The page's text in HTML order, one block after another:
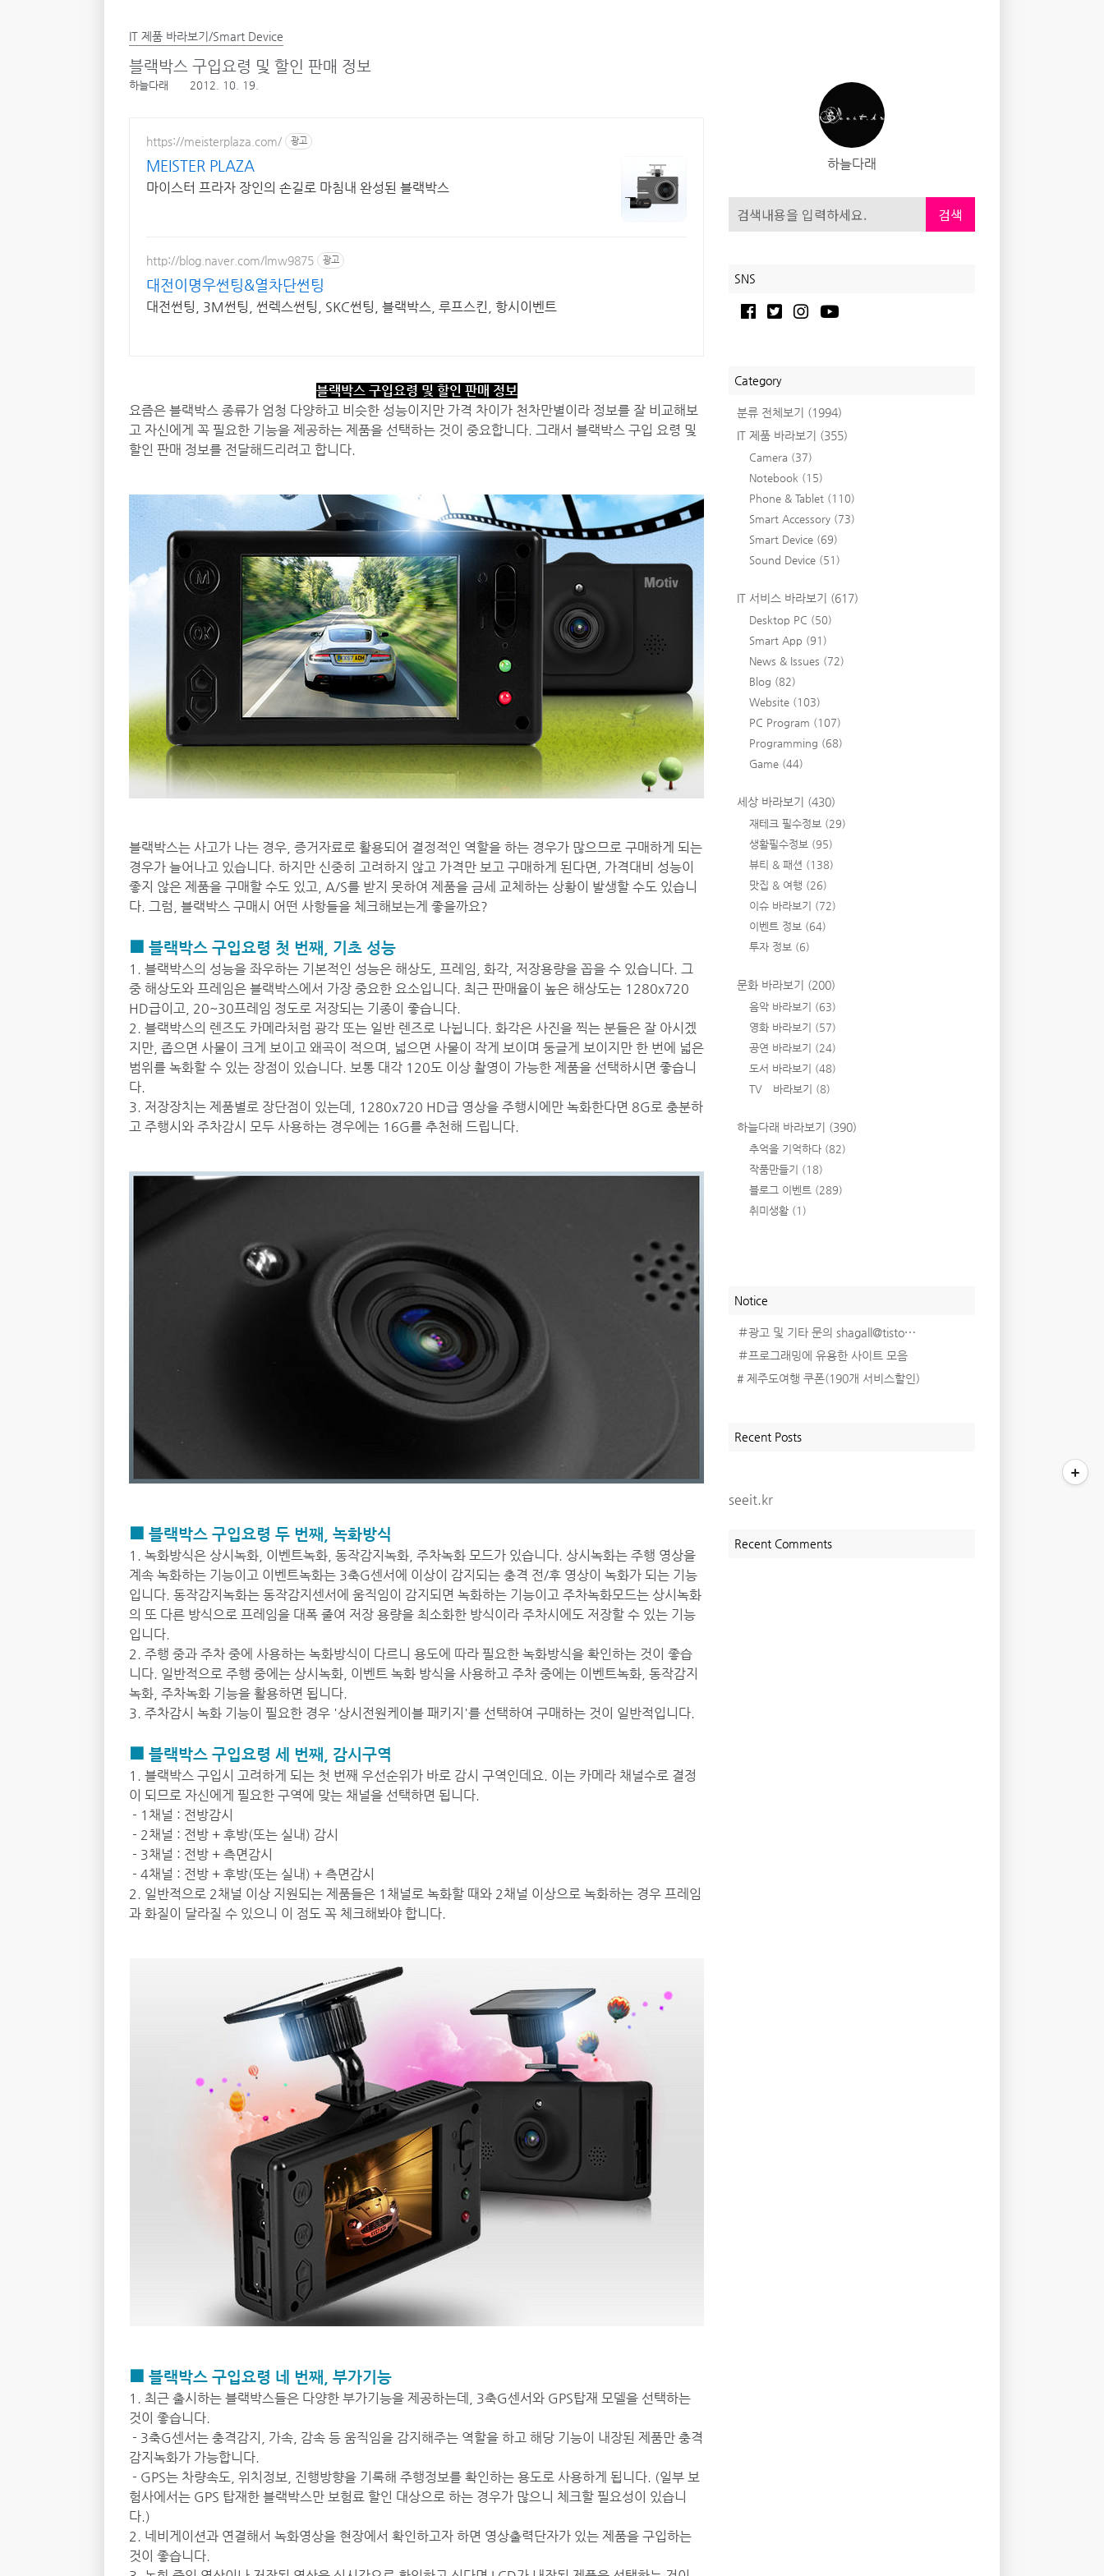
하늘다래
검색
SNS
Category
분류 전체보기 (1994)
IT 제품 바라보기 (355)
Camera (37)
Notebook (15)
Phone & Tablet (110)
Smart Accessory (73)
Smart Device (69)
Sound Device (51)
IT 서비스 바라보기 (617)
Desktop PC (50)
Smart App (91)
News & Issues (72)
Blog (82)
Website (103)
PC Program (107)
Programming (68)
Game (44)
세상 바라보기 (430)
재테크 필수정보 (29)
생활필수정보 (95)
뷰티 & 패션 (138)
맛집 & 여행 (26)
이슈 바라보기 (72)
이벤트 정보 (64)
투자 정보 (6)
문화 바라보기 (200)
음악 바라보기 (63)
영화 바라보기 (57)
공연 바라보기 (24)
도서 바라보기 (48)
TV 바라보기 (8)
하늘다래 바라보기 (390)
추억을 기억하다 (82)
작품만들기 (18)
블로그 이벤트 (289)
취미생활 (1)
Notice
＃광고 및 기타 문의 shagall@tisto⋯
＃프로그래밍에 유용한 사이트 모음
# 제주도여행 쿠폰(190개 서비스할인)
Recent Posts
seeit.kr
Recent Comments
IT 제품 바라보기/Smart Device
블랙박스 구입요령 및 할인 판매 정보
하늘다래 2012. 10. 19.
https://meisterplaza.com/ 광고
MEISTER PLAZA
마이스터 프라자 장인의 손길로 마침내 완성된 블랙박스
http://blog.naver.com/lmw9875 광고
대전이명우썬팅&열차단썬팅
대전썬팅, 3M썬팅, 썬렉스썬팅, SKC썬팅, 블랙박스, 루프스킨, 항시이벤트
블랙박스 구입요령 및 할인 판매 정보
요즘은 블랙박스 종류가 엄청 다양하고 비슷한 성능이지만 가격 차이가 천차만별이라 정보를 잘 비교해보
고 자신에게 꼭 필요한 기능을 제공하는 제품을 선택하는 것이 중요합니다. 그래서 블랙박스 구입 요령 및
할인 판매 정보를 전달해드리려고 합니다.
블랙박스는 사고가 나는 경우, 증거자료로 활용되어 결정적인 역할을 하는 경우가 많으므로 구매하게 되는
경우가 늘어나고 있습니다. 하지만 신중히 고려하지 않고 가격만 보고 구매하게 된다면, 가격대비 성능이
좋지 않은 제품을 구매할 수도 있고, A/S를 받지 못하여 제품을 금세 교체하는 상황이 발생할 수도 있습니
다. 그럼, 블랙박스 구매시 어떤 사항들을 체크해보는게 좋을까요?
■ 블랙박스 구입요령 첫 번째, 기초 성능
1. 블랙박스의 성능을 좌우하는 기본적인 성능은 해상도, 프레임, 화각, 저장용량을 꼽을 수 있습니다. 그
중 해상도와 프레임은 블랙박스에서 가장 중요한 요소입니다. 최근 판매율이 높은 해상도는 1280x720
HD급이고, 20~30프레임 정도로 저장되는 기종이 좋습니다.
2. 블랙박스의 렌즈도 카메라처럼 광각 또는 일반 렌즈로 나뉩니다. 화각은 사진을 찍는 분들은 잘 아시겠
지만, 좁으면 사물이 크게 보이고 왜곡이 적으며, 넓으면 사물이 작게 보이며 둥글게 보이지만 한 번에 넓은
범위를 녹화할 수 있는 장점이 있습니다. 보통 대각 120도 이상 촬영이 가능한 제품을 선택하시면 좋습니
다.
3. 저장장치는 제품별로 장단점이 있는데, 1280x720 HD급 영상을 주행시에만 녹화한다면 8G로 충분하
고 주행시와 주차감시 모두 사용하는 경우에는 16G를 추천해 드립니다.
■ 블랙박스 구입요령 두 번째, 녹화방식
1. 녹화방식은 상시녹화, 이벤트녹화, 동작감지녹화, 주차녹화 모드가 있습니다. 상시녹화는 주행 영상을
계속 녹화하는 기능이고 이벤트녹화는 3축G센서에 이상이 감지되는 충격 전/후 영상이 녹화가 되는 기능
입니다. 동작감지녹화는 동작감지센서에 움직임이 감지되면 녹화하는 기능이고 주차녹화모드는 상시녹화
의 또 다른 방식으로 프레임을 대폭 줄여 저장 용량을 최소화한 방식이라 주차시에도 저장할 수 있는 기능
입니다.
2. 주행 중과 주차 중에 사용하는 녹화방식이 다르니 용도에 따라 필요한 녹화방식을 확인하는 것이 좋습
니다. 일반적으로 주행 중에는 상시녹화, 이벤트 녹화 방식을 사용하고 주차 중에는 이벤트녹화, 동작감지
녹화, 주차녹화 기능을 활용하면 됩니다.
3. 주차감시 녹화 기능이 필요한 경우 '상시전원케이블 패키지'를 선택하여 구매하는 것이 일반적입니다.
■ 블랙박스 구입요령 세 번째, 감시구역
1. 블랙박스 구입시 고려하게 되는 첫 번째 우선순위가 바로 감시 구역인데요. 이는 카메라 채널수로 결정
이 되므로 자신에게 필요한 구역에 맞는 채널을 선택하면 됩니다.
- 1채널 : 전방감시
- 2채널 : 전방 + 후방(또는 실내) 감시
- 3채널 : 전방 + 측면감시
- 4채널 : 전방 + 후방(또는 실내) + 측면감시
2. 일반적으로 2채널 이상 지원되는 제품들은 1채널로 녹화할 때와 2채널 이상으로 녹화하는 경우 프레임
과 화질이 달라질 수 있으니 이 점도 꼭 체크해봐야 합니다.
■ 블랙박스 구입요령 네 번째, 부가기능
1. 최근 출시하는 블랙박스들은 다양한 부가기능을 제공하는데, 3축G센서와 GPS탑재 모델을 선택하는
것이 좋습니다.
- 3축G센서는 충격감지, 가속, 감속 등 움직임을 감지해주는 역할을 하고 해당 기능이 내장된 제품만 충격
감지녹화가 가능합니다.
- GPS는 차량속도, 위치정보, 진행방향을 기록해 주행정보를 확인하는 용도로 사용하게 됩니다. (일부 보
험사에서는 GPS 탑재한 블랙박스만 보험료 할인 대상으로 하는 경우가 많으니 체크할 필요성이 있습니
다.)
2. 네비게이션과 연결해서 녹화영상을 현장에서 확인하고자 하면 영상출력단자가 있는 제품을 구입하는
것이 좋습니다.